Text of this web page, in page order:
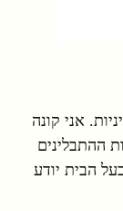
אני קונה
ההתבלינים
הבית יודע